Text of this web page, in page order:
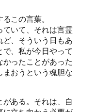
この言葉。
ていて、それは言霊
ど、そういう日もあ
、私が今日やって
ったことがあった
まおうという魂胆な
ある。それは、自